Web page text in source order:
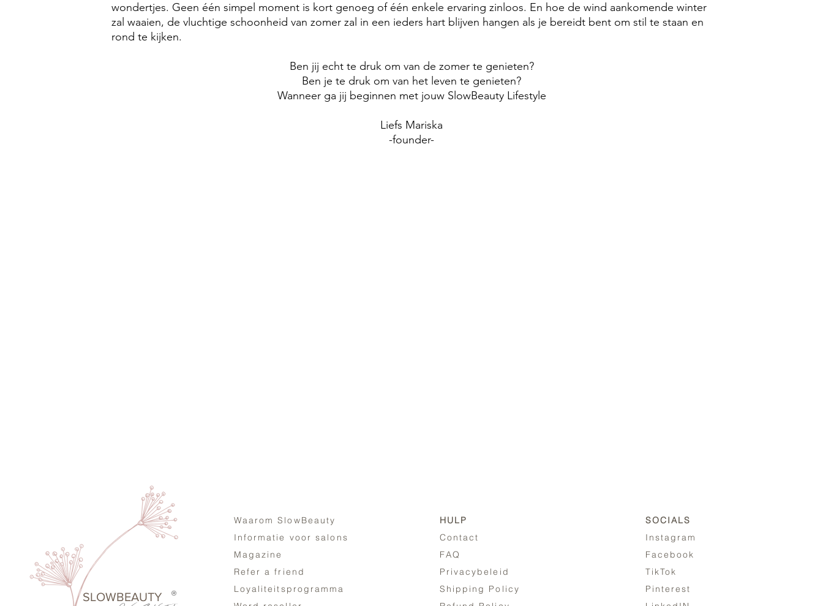
wondertjes. Geen één simpel moment is kort genoeg of één enkele ervaring zinloos. En hoe de wind aankomende winter
zal waaien, de vluchtige schoonheid van zomer zal in een ieders hart blijven hangen als je bereidt bent om stil te staan en
rond te kijken.
Ben jij echt te druk om van de zomer te genieten?
Ben je te druk om van het leven te genieten?
Wanneer ga jij beginnen met jouw SlowBeauty Lifestyle
Liefs Mariska
-founder-
SLOWBEAUTY
Waarom SlowBeauty
Informatie voor salons
Magazine
Refer a friend
Loyaliteitsprogramma
HULP
Contact
FAQ
Privacybeleid
Shipping Policy
SOCIALS
Instagram
Facebook
TikTok
Pinterest
®